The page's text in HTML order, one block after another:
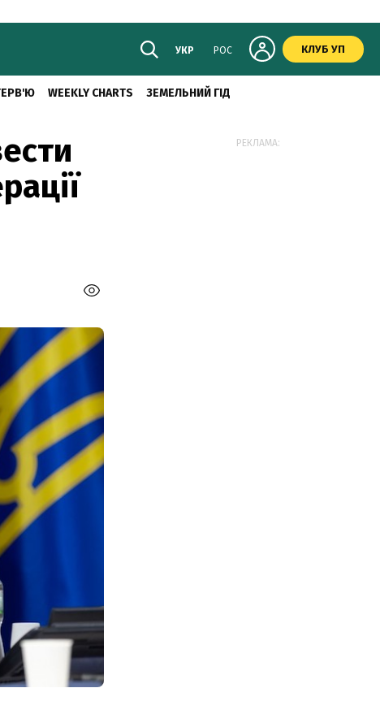
УКР РОС КЛУБ УП
WEEKLY CHARTS ЗЕМЕЛЬНИЙ ГІД
РЕКЛАМА: